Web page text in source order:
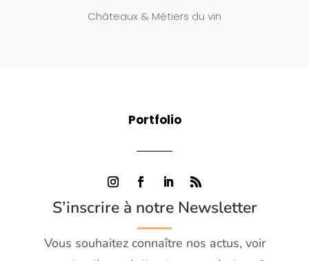
Châteaux & Métiers du vin
Portfolio
S’inscrire à notre Newsletter
Vous souhaitez connaître nos actus, voir